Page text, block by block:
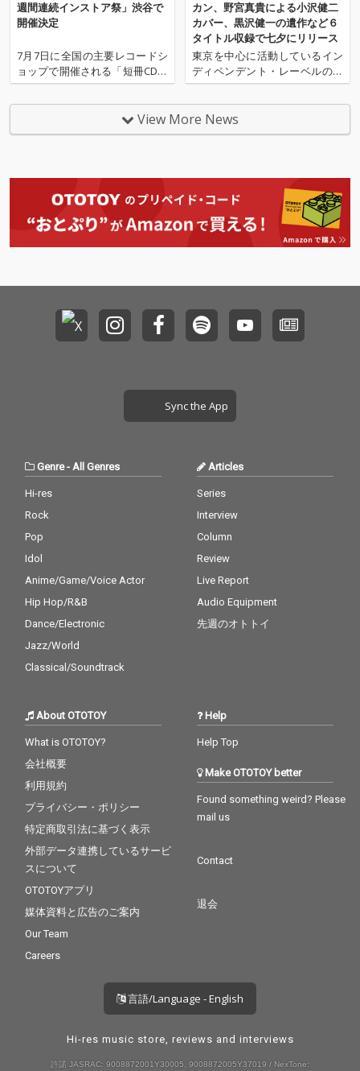
週間連続インストア祭」渋谷で
開催決定
7月7日に全国の主要レコードシ
ョップで開催される「短冊CDの
日2023」の開催に合わせて、H
MV record shop SHIBUYAで、
「短冊CDの日 SPECIAL WEEK 1
週間連続インストア祭」が開催
カン、野宮真貴による小沢健二
カバー、黒沢健一の遺作など６
タイトル収録で七夕にリリース
東京を中心に活動しているイン
ディペンデント・レーベルのミ
オベル・レコードが、2023年2
月に発売して好評だった8cm短
冊ＣＤによるコンピレーション
アルバムの第２弾『BLUE TENTI
View More News
Sync the App
Genre- All Genres
Hi-res
Rock
Pop
Idol
Anime/Game/Voice Actor
Hip Hop/R&B
Dance/Electronic
Jazz/World
Classical/Soundtrack
Articles
Series
Interview
Column
Review
Live Report
Audio Equipment
先週のオトトイ
About OTOTOY
What is OTOTOY?
会社概要
利用規約
プライバシー・ポリシー
特定商取引法に基づく表示
外部データ連携しているサービ
スについて
OTOTOYアプリ
媒体資料と広告のご案内
Our Team
Careers
Help
Help Top
Make OTOTOY better
Found something weird? Please
mail us
Contact
退会
言語/Language - English
Hi-res music store, reviews and interviews
許諾 JASRAC: 9008872001Y30005, 9008872005Y37019 / NexTone: